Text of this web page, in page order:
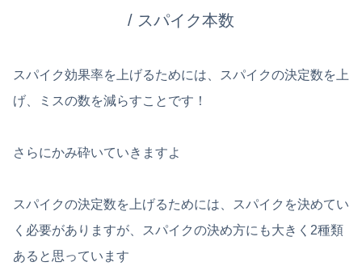
/ スパイク本数
スパイク効果率を上げるためには、スパイクの決定数を上
げ、ミスの数を減らすことです！
さらにかみ砕いていきますよ
スパイクの決定数を上げるためには、スパイクを決めてい
く必要がありますが、スパイクの決め方にも大きく2種類
あると思っています